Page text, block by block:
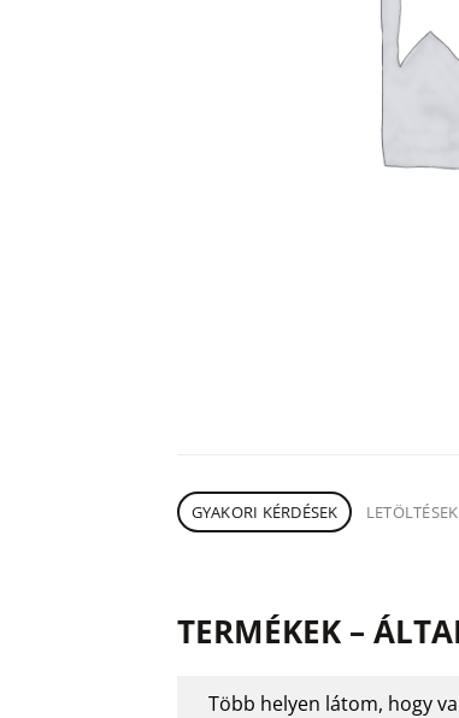
GYAKORI KÉRDÉSEK LETÖLTÉSEK
TERMÉKEK –
Több helyen látom, hogy